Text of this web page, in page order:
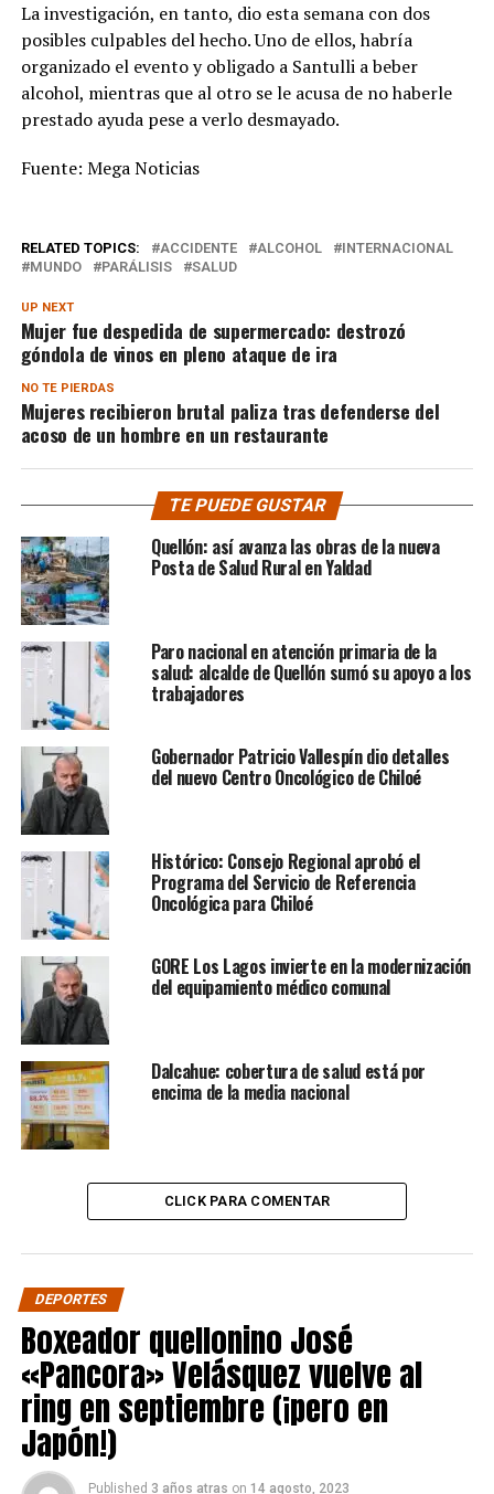
La investigación, en tanto, dio esta semana con dos
posibles culpables del hecho. Uno de ellos, habría
organizado el evento y obligado a Santulli a beber
alcohol, mientras que al otro se le acusa de no haberle
prestado ayuda pese a verlo desmayado.
Fuente: Mega Noticias
RELATED TOPICS: ACCIDENTE ALCOHOL
INTERNACIONAL
MUNDO
PARÁLISIS SALUD
UP NEXT
Mujer fue despedida de supermercado: destrozó
góndola de vinos en pleno ataque de ira
NO TE PIERDAS
Mujeres recibieron brutal paliza tras defenderse del
acoso de un hombre en un restaurante
TE PUEDE GUSTAR
Quellón: así avanza las obras de la nueva
Posta de Salud Rural en Yaldad
Paro nacional en atención primaria de la
salud: alcalde de Quellón sumó su apoyo a los
trabajadores
Gobernador Patricio Vallespín dio detalles
del nuevo Centro Oncológico de Chiloé
Histórico: Consejo Regional aprobó el
Programa del Servicio de Referencia
Oncológica para Chiloé
GORE Los Lagos invierte en la modernización
del equipamiento médico comunal
Dalcahue: cobertura de salud está por
encima de la media nacional
CLICK PARA COMENTAR
DEPORTES
Boxeador quellonino José
«Pancora» Velásquez vuelve al
ring en septiembre (¡pero en
Japón!)
Published 3 años atras on 14 agosto, 2023